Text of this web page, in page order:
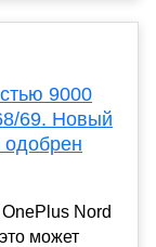
9000
69. Новый
Nord
может